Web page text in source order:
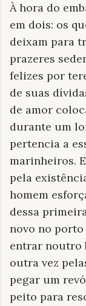
À hora do
em dois: os
deixam para
prazeres
felizes por
de suas
de amor
durante um
pertencia a
marinheiros.
pela
homem
dessa
novo no porto
entrar noutro
outra vez
pegar um
peito para